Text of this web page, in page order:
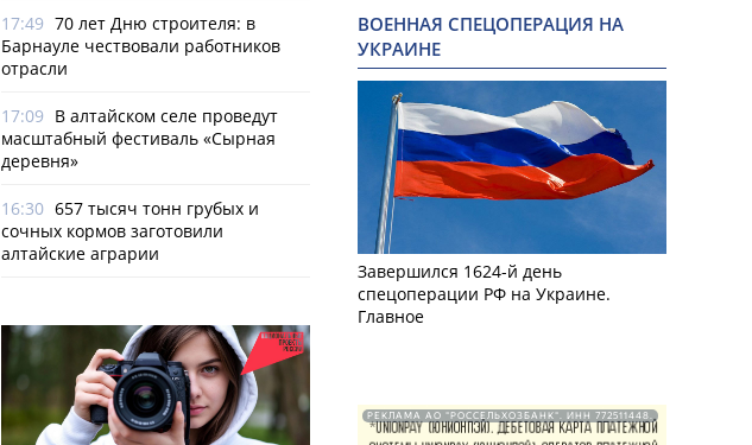
17:49 70 лет Дню строителя: в
Барнауле чествовали работников
отрасли
17:09 В алтайском селе проведут
масштабный фестиваль «Сырная
деревня»
16:30 657 тысяч тонн грубых и
сочных кормов заготовили
алтайские аграрии
ВОЕННАЯ СПЕЦОПЕРАЦИЯ НА
УКРАИНЕ
Завершился 1624-й день
спецоперации РФ на Украине.
Главное
РЕКЛАМА АО "РОССЕЛЬХОЗБАНК". ИНН 772511448.